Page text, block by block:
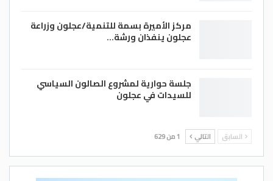
مركز الأميرة بسمة للتنمية/عجلون وزراعة
عجلون ينفذان ورشة…
جلسة حوارية لمشروع الصالون السياسي
للسيدات في عجلون
السابق التالي 1 من 629